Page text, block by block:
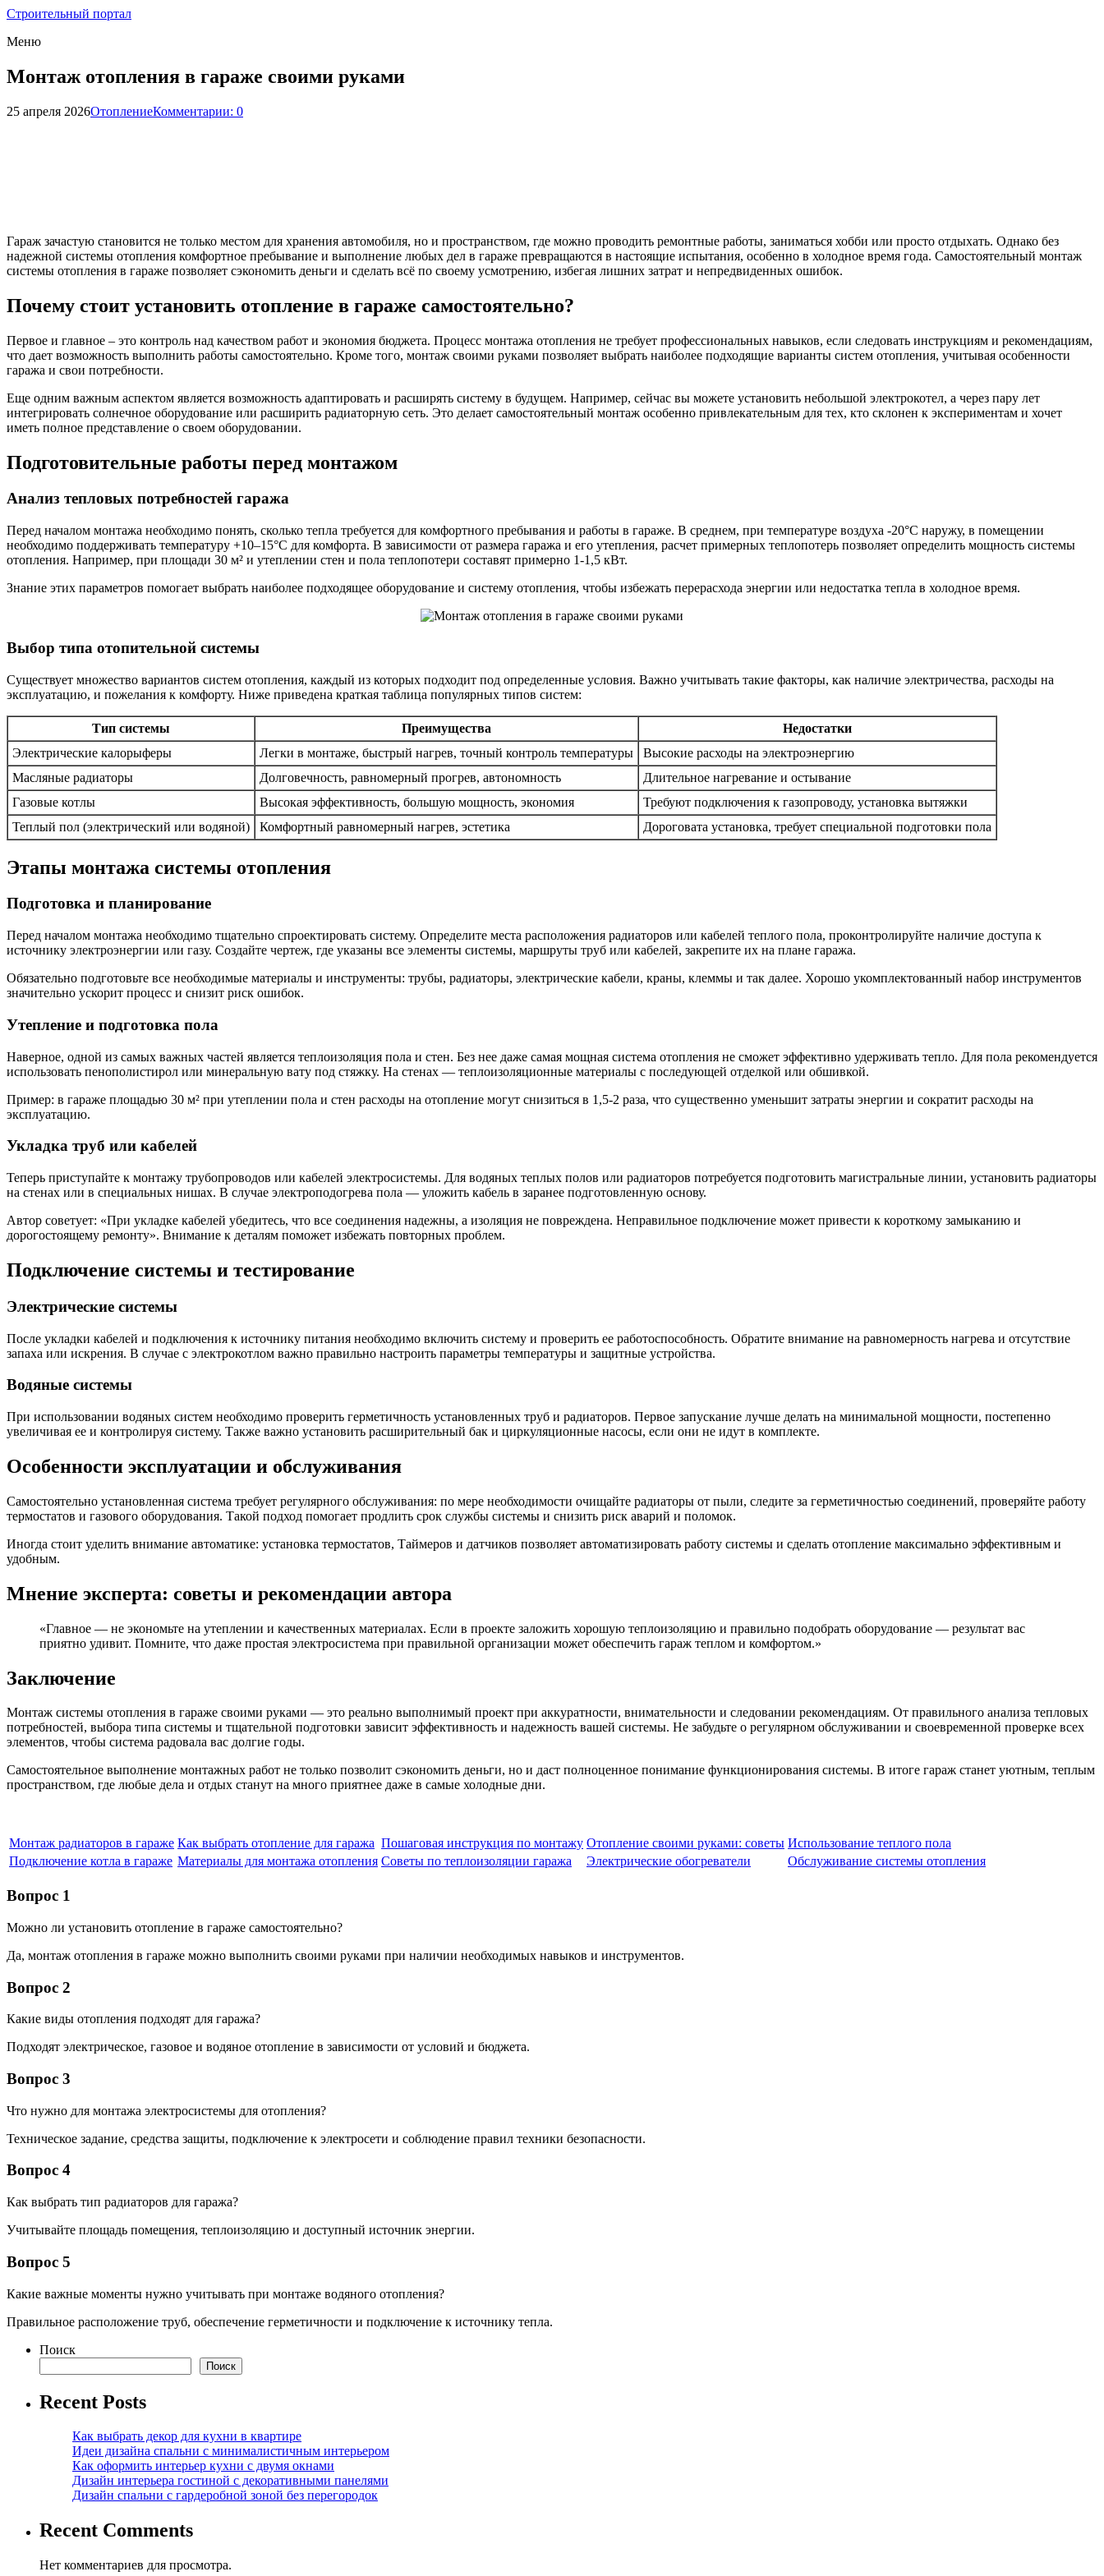
Строительный портал
Меню
Монтаж отопления в гараже своими руками
25 апреля 2026ОтоплениеКомментарии: 0
Гараж зачастую становится не только местом для хранения автомобиля, но и пространством, где можно проводить ремонтные работы, заниматься хобби или просто отдыхать. Однако без
надежной системы отопления комфортное пребывание и выполнение любых дел в гараже превращаются в настоящие испытания, особенно в холодное время года. Самостоятельный монтаж
системы отопления в гараже позволяет сэкономить деньги и сделать всё по своему усмотрению, избегая лишних затрат и непредвиденных ошибок.
Почему стоит установить отопление в гараже самостоятельно?
Первое и главное – это контроль над качеством работ и экономия бюджета. Процесс монтажа отопления не требует профессиональных навыков, если следовать инструкциям и рекомендациям,
что дает возможность выполнить работы самостоятельно. Кроме того, монтаж своими руками позволяет выбрать наиболее подходящие варианты систем отопления, учитывая особенности
гаража и свои потребности.
Еще одним важным аспектом является возможность адаптировать и расширять систему в будущем. Например, сейчас вы можете установить небольшой электрокотел, а через пару лет
интегрировать солнечное оборудование или расширить радиаторную сеть. Это делает самостоятельный монтаж особенно привлекательным для тех, кто склонен к экспериментам и хочет
иметь полное представление о своем оборудовании.
Подготовительные работы перед монтажом
Анализ тепловых потребностей гаража
Перед началом монтажа необходимо понять, сколько тепла требуется для комфортного пребывания и работы в гараже. В среднем, при температуре воздуха -20°C наружу, в помещении
необходимо поддерживать температуру +10–15°C для комфорта. В зависимости от размера гаража и его утепления, расчет примерных теплопотерь позволяет определить мощность системы
отопления. Например, при площади 30 м² и утеплении стен и пола теплопотери составят примерно 1-1,5 кВт.
Знание этих параметров помогает выбрать наиболее подходящее оборудование и систему отопления, чтобы избежать перерасхода энергии или недостатка тепла в холодное время.
Выбор типа отопительной системы
Существует множество вариантов систем отопления, каждый из которых подходит под определенные условия. Важно учитывать такие факторы, как наличие электричества, расходы на
эксплуатацию, и пожелания к комфорту. Ниже приведена краткая таблица популярных типов систем:
Тип системы Преимущества
Недостатки
Электрические калорыферы
Легки в монтаже, быстрый нагрев, точный контроль температуры
Высокие расходы на электроэнергию
Масляные радиаторы
Долговечность, равномерный прогрев, автономность
Длительное нагревание и остывание
Газовые котлы
Высокая эффективность, большую мощность, экономия
Требуют подключения к газопроводу, установка вытяжки
Теплый пол (электрический или водяной)
Комфортный равномерный нагрев, эстетика Дороговата установка, требует специальной подготовки пола
Этапы монтажа системы отопления
Подготовка и планирование
Перед началом монтажа необходимо тщательно спроектировать систему. Определите места расположения радиаторов или кабелей теплого пола, проконтролируйте наличие доступа к
источнику электроэнергии или газу. Создайте чертеж, где указаны все элементы системы, маршруты труб или кабелей, закрепите их на плане гаража.
Обязательно подготовьте все необходимые материалы и инструменты: трубы, радиаторы, электрические кабели, краны, клеммы и так далее. Хорошо укомплектованный набор инструментов
значительно ускорит процесс и снизит риск ошибок.
Утепление и подготовка пола
Наверное, одной из самых важных частей является теплоизоляция пола и стен. Без нее даже самая мощная система отопления не сможет эффективно удерживать тепло. Для пола рекомендуется
использовать пенополистирол или минеральную вату под стяжку. На стенах — теплоизоляционные материалы с последующей отделкой или обшивкой.
Пример: в гараже площадью 30 м² при утеплении пола и стен расходы на отопление могут снизиться в 1,5-2 раза, что существенно уменьшит затраты энергии и сократит расходы на
эксплуатацию.
Укладка труб или кабелей
Теперь приступайте к монтажу трубопроводов или кабелей электросистемы. Для водяных теплых полов или радиаторов потребуется подготовить магистральные линии, установить радиаторы
на стенах или в специальных нишах. В случае электроподогрева пола — уложить кабель в заранее подготовленную основу.
Автор советует: «При укладке кабелей убедитесь, что все соединения надежны, а изоляция не повреждена. Неправильное подключение может привести к короткому замыканию и
дорогостоящему ремонту». Внимание к деталям поможет избежать повторных проблем.
Подключение системы и тестирование
Электрические системы
После укладки кабелей и подключения к источнику питания необходимо включить систему и проверить ее работоспособность. Обратите внимание на равномерность нагрева и отсутствие
запаха или искрения. В случае с электрокотлом важно правильно настроить параметры температуры и защитные устройства.
Водяные системы
При использовании водяных систем необходимо проверить герметичность установленных труб и радиаторов. Первое запускание лучше делать на минимальной мощности, постепенно
увеличивая ее и контролируя систему. Также важно установить расширительный бак и циркуляционные насосы, если они не идут в комплекте.
Особенности эксплуатации и обслуживания
Самостоятельно установленная система требует регулярного обслуживания: по мере необходимости очищайте радиаторы от пыли, следите за герметичностью соединений, проверяйте работу
термостатов и газового оборудования. Такой подход помогает продлить срок службы системы и снизить риск аварий и поломок.
Иногда стоит уделить внимание автоматике: установка термостатов, Таймеров и датчиков позволяет автоматизировать работу системы и сделать отопление максимально эффективным и
удобным.
Мнение эксперта: советы и рекомендации автора
«Главное — не экономьте на утеплении и качественных материалах. Если в проекте заложить хорошую теплоизоляцию и правильно подобрать оборудование — результат вас
приятно удивит. Помните, что даже простая электросистема при правильной организации может обеспечить гараж теплом и комфортом.»
Заключение
Монтаж системы отопления в гараже своими руками — это реально выполнимый проект при аккуратности, внимательности и следовании рекомендациям. От правильного анализа тепловых
потребностей, выбора типа системы и тщательной подготовки зависит эффективность и надежность вашей системы. Не забудьте о регулярном обслуживании и своевременной проверке всех
элементов, чтобы система радовала вас долгие годы.
Самостоятельное выполнение монтажных работ не только позволит сэкономить деньги, но и даст полноценное понимание функционирования системы. В итоге гараж станет уютным, теплым
пространством, где любые дела и отдых станут на много приятнее даже в самые холодные дни.
Монтаж радиаторов в гараже Как выбрать отопление для гаража Пошаговая инструкция по монтажу Отопление своими руками: советы Использование теплого пола
Подключение котла в гараже Материалы для монтажа отопления Советы по теплоизоляции гаража Электрические обогреватели Обслуживание системы отопления
Вопрос 1
Можно ли установить отопление в гараже самостоятельно?
Да, монтаж отопления в гараже можно выполнить своими руками при наличии необходимых навыков и инструментов.
Вопрос 2
Какие виды отопления подходят для гаража?
Подходят электрическое, газовое и водяное отопление в зависимости от условий и бюджета.
Вопрос 3
Что нужно для монтажа электросистемы для отопления?
Техническое задание, средства защиты, подключение к электросети и соблюдение правил техники безопасности.
Вопрос 4
Как выбрать тип радиаторов для гаража?
Учитывайте площадь помещения, теплоизоляцию и доступный источник энергии.
Вопрос 5
Какие важные моменты нужно учитывать при монтаже водяного отопления?
Правильное расположение труб, обеспечение герметичности и подключение к источнику тепла.
Поиск
Поиск
Recent Posts
Как выбрать декор для кухни в квартире
Идеи дизайна спальни с минималистичным интерьером
Как оформить интерьер кухни с двумя окнами
Дизайн интерьера гостиной с декоративными панелями
Дизайн спальни с гардеробной зоной без перегородок
Recent Comments
Нет комментариев для просмотра.